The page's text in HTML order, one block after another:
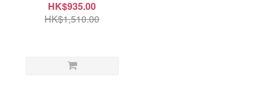
HK$935.00
HK$1,510.00